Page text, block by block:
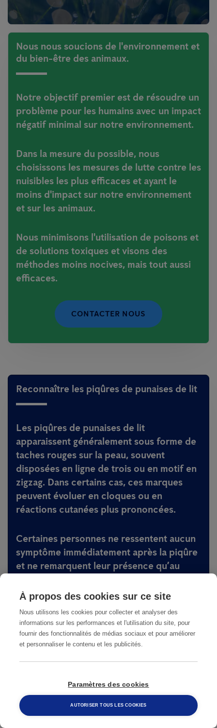
Nous nous soucions de l'environnement et
du bien-être des animaux.
Notre objectif premier est de résoudre un
problème pour les humains avec un impact
négatif minimal sur notre environnement.
Dans la mesure du possible, nous
choisissons les mesures de lutte contre les
nuisibles les plus efficaces et ayant le
moins d'impact sur notre environnement
et sur les animaux.
Nous minimisons l'utilisation de poisons et
de solutions toxiques et visons des
méthodes moins nocives, mais tout aussi
efficaces.
CONTACTER NOUS
Reconnaître les piqûres de punaises de lit
Les piqûres de punaises de lit
apparaissent généralement sous forme de
taches rouges sur la peau, souvent
disposées en ligne de trois ou en motif en
zigzag. Dans certains cas, ces marques
peuvent évoluer en cloques ou en
réactions cutanées plus prononcées.
Certaines personnes ne ressentent aucun
symptôme immédiatement après la piqûre
et ne remarquent leur présence qu’au
rougeurs deviennent visibles.
SAVOIR RECONNAÎTRE LES
PIQÛRES DE PUNAISES DE LIT
S'agit-il d'un autre insecte ?
À propos des cookies sur ce site
Nous utilisons les cookies pour collecter et analyser des
informations sur les performances et l'utilisation du site, pour
fournir des fonctionnalités de médias sociaux et pour améliorer
et personnaliser le contenu et les publicités.
Paramètres des cookies
AUTORISER TOUS LES COOKIES